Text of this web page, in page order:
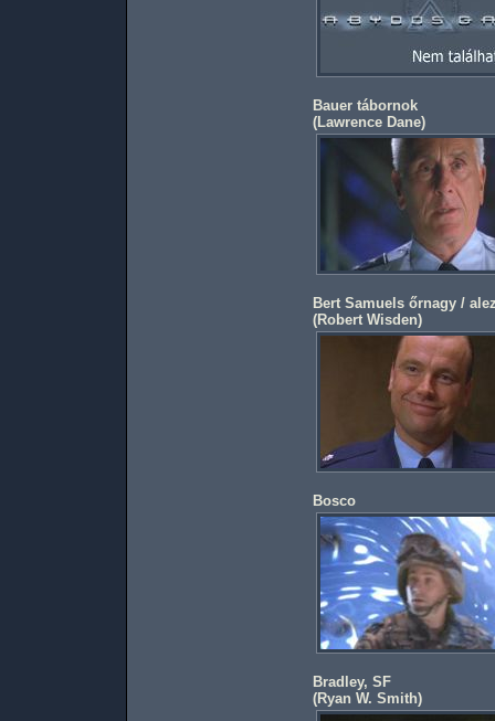
Bauer tábornok
(Lawrence Dane)
Bert Samuels őrnagy /
(Robert Wisden)
Bosco
Bradley, SF
(Ryan W. Smith)